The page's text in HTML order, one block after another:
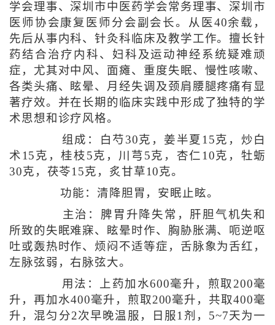
学会理事、深圳市中医药学会常务理事、深圳市
医师协会康复医师分会副会长。从医40余载，
先后从事内科、针灸科临床及教学工作。擅长针
药结合治疗内科、妇科及运动神经系统疑难顽
症，尤其对中风、面瘫、重度失眠、慢性咳嗽、
各类头痛、眩晕、月经失调及颈肩腰腿疼痛有显
著疗效。并在长期的临床实践中形成了独特的学
术思想和诊疗风格。
组成：白芍30克，姜半夏15克，炒白
术15克，桂枝5克，川芎5克，杏仁10克，牡蛎
30克，茯苓15克，炙甘草10克。
功能：清降胆胃，安眠止眩。
主治：脾胃升降失常，肝胆气机失和
所致的失眠难寐、眩晕时作、胸胁胀满、呃逆呕
吐或轰热时作、烦闷不适等症，舌脉象为舌红，
左脉弦弱，右脉弦大。
用法：上药加水600毫升，煎取200毫
升，再加水400毫升，煎取200毫升，共取400毫
升，混匀分2次早晚温服，日服1剂，5~7天为一